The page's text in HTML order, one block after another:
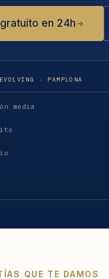
en 24h
· PAMPLONA
media
QUE TE DAMOS